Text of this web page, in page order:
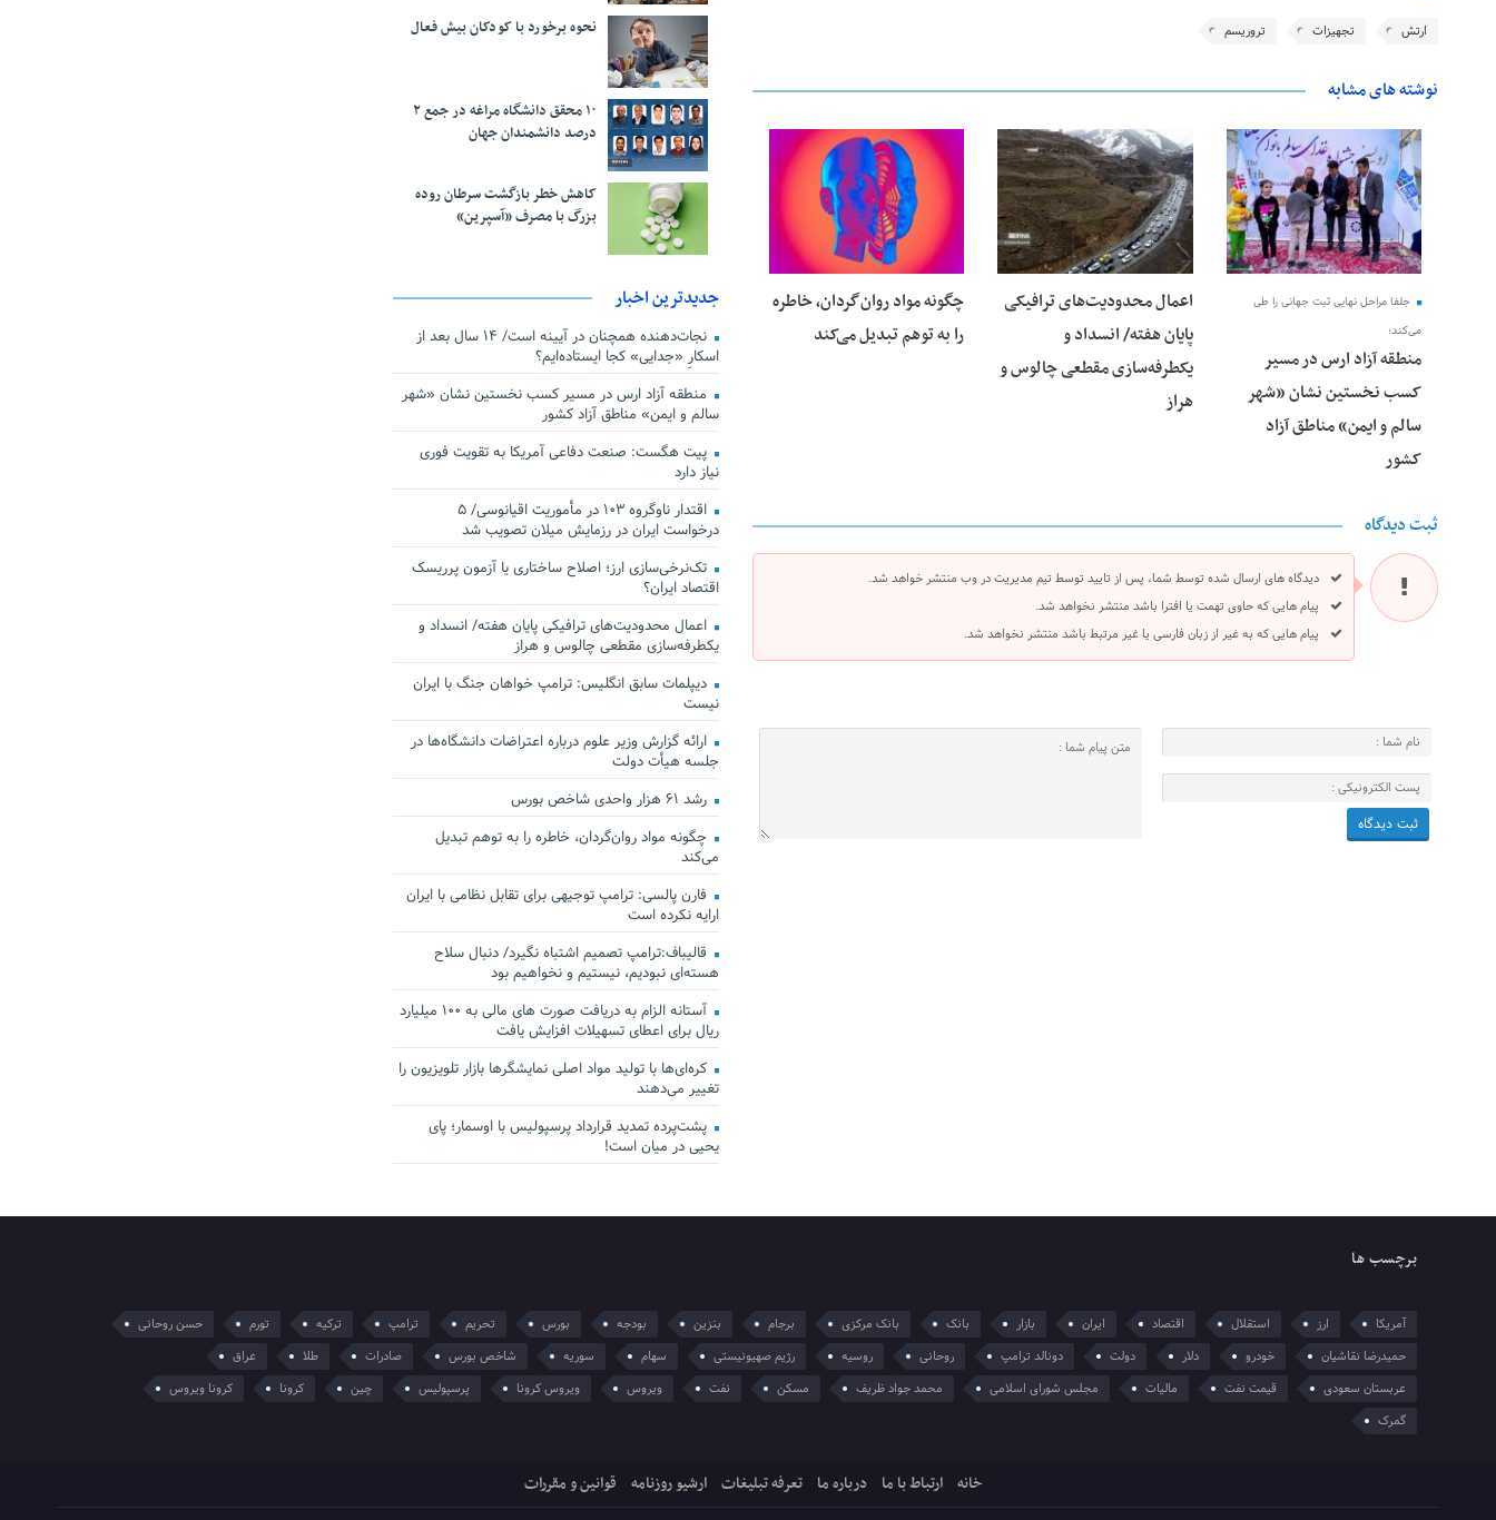
ارتش تجهیزات تروریسم
نوشته های مشابه
28 فوریه 2026
جلفا مراحل نهایی ثبت جهانی را طی
می‌کند؛
منطقه آزاد ارس در مسیر
کسب نخستین نشان «شهر
سالم و ایمن» مناطق آزاد
کشور
25 فوریه 2026
اعمال محدودیت‌های ترافیکی
پایان هفته/ انسداد و
یکطرفه‌سازی مقطعی چالوس و
هراز
25 فوریه 2026
چگونه مواد روان‌گردان، خاطره
را به توهم تبدیل می‌کند
ثبت دیدگاه
دیدگاه های ارسال شده توسط شما، پس از تایید توسط تیم مدیریت در وب منتشر خواهد شد.
پیام هایی که حاوی تهمت یا افترا باشد منتشر نخواهد شد.
پیام هایی که به غیر از زبان فارسی یا غیر مرتبط باشد منتشر نخواهد شد.
نحوه برخورد با کودکان بیش فعال
۱۰ محقق دانشگاه مراغه در جمع ۲
درصد دانشمندان جهان
کاهش خطر بازگشت سرطان روده
بزرگ با مصرف «آسپرین»
جدیدترین اخبار
نجات‌دهنده‌ همچنان در آیینه است/ ۱۴ سال بعد از
اسکارِ «جدایی» کجا ایستاده‌ایم؟
منطقه آزاد ارس در مسیر کسب نخستین نشان «شهر
سالم و ایمن» مناطق آزاد کشور
پیت هگست: صنعت دفاعی آمریکا به تقویت فوری
نیاز دارد
اقتدار ناوگروه ۱۰۳ در مأموریت‌ اقیانوسی/ ۵
درخواست ایران در رزمایش میلان تصویب شد
تک‌نرخی‌سازی ارز؛ اصلاح ساختاری یا آزمون پرریسک
اقتصاد ایران؟
اعمال محدودیت‌های ترافیکی پایان هفته/ انسداد و
یکطرفه‌سازی مقطعی چالوس و هراز
دیپلمات سابق انگلیس:‌ ترامپ خواهان جنگ با ایران
نیست
ارائه گزارش وزیر علوم درباره اعتراضات دانشگاه‌ها در
جلسه هیأت دولت
رشد ۶۱ هزار واحدی شاخص بورس
چگونه مواد روان‌گردان، خاطره را به توهم تبدیل
می‌کند
فارن پالسی: ترامپ توجیهی برای تقابل نظامی با ایران
ارایه نکرده است
قالیباف:ترامپ تصمیم اشتباه نگیرد/ دنبال سلاح
هسته‌ای نبودیم، نیستیم و نخواهیم بود
آستانه الزام به دریافت صورت های مالی به ۱۰۰ میلیارد
ریال برای اعطای تسهیلات افزایش یافت
کره‌ای‌ها با تولید مواد اصلی نمایشگرها بازار تلویزیون را
تغییر می‌دهند
پشت‌پرده تمدید قرارداد پرسپولیس با اوسمار؛ پای
یحیی در میان است!
برچسب ها
آمریکا ارز استقلال اقتصاد ایران بازار بانک بانک مرکزی برجام بنزین بودجه بورس تحریم ترامپ ترکیه تورم
حسن روحانی
حمیدرضا نقاشیان
خودرو دلار دولت دونالد ترامپ روحانی روسیه رژیم صهیونیستی سهام سوریه شاخص بورس صادرات طلا
عراق
عربستان سعودی
قیمت نفت مالیات مجلس شورای اسلامی محمد جواد ظریف مسکن نفت ویروس ویروس کرونا پرسپولیس چین کرونا
کرونا ویروس
گمرک
خانه ارتباط با ما درباره ما تعرفه تبلیغات ارشیو روزنامه قوانین و مقررات